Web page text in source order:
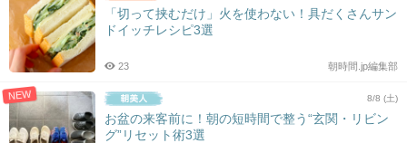
「切って挟むだけ」火を使わない！具だくさんサン
ドイッチレシピ3選
朝時間.jp編集部
23
NEW 8/8 (土)
お盆の来客前に！朝の短時間で整う“玄関・リビン
グ”リセット術3選